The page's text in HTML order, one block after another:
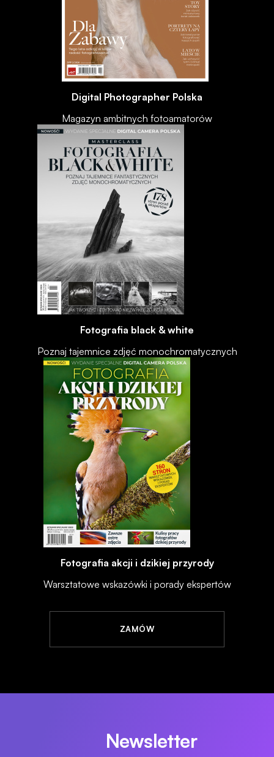
Digital Photographer Polska
Magazyn ambitnych fotoamatorów
Fotografia black & white
Poznaj tajemnice zdjęć monochromatycznych
Fotografia akcji i dzikiej przyrody
Warsztatowe wskazówki i porady ekspertów
ZAMÓW
Newsletter